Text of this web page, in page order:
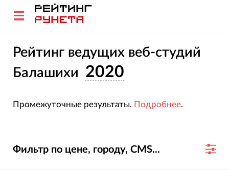
Рейтинг ведущих веб-студий
Балашихи 2020
Промежуточные результаты. Подробнее.
Фильтр по цене, городу, CMS...